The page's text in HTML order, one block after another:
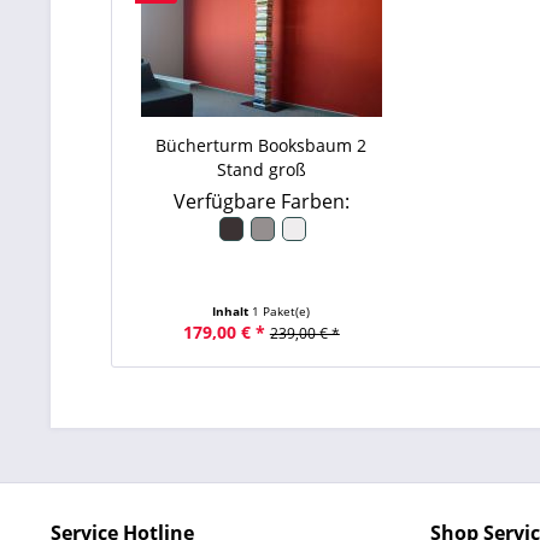
Bücherturm Booksbaum 2
Stand groß
Verfügbare Farben:
Inhalt 1 Paket(e)
179,00 € * 239,00 € *
Service Hotline Shop